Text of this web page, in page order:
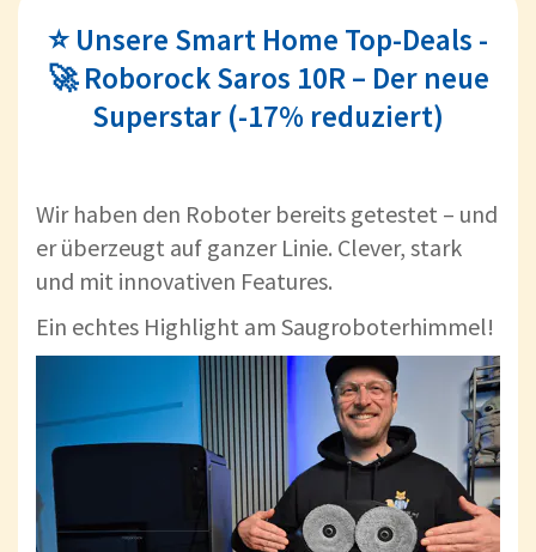
⭐ Unsere Smart Home Top-Deals -
🚀 Roborock Saros 10R – Der neue
Superstar (-17% reduziert)
Wir haben den Roboter bereits getestet – und
er überzeugt auf ganzer Linie. Clever, stark
und mit innovativen Features.
Ein echtes Highlight am Saugroboterhimmel!